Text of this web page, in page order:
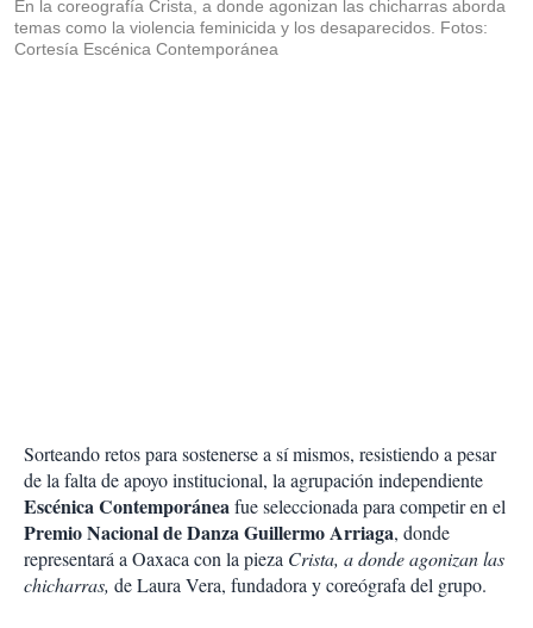
En la coreografía Crista, a donde agonizan las chicharras aborda
temas como la violencia feminicida y los desaparecidos. Fotos:
Cortesía Escénica Contemporánea
Sorteando retos para sostenerse a sí mismos, resistiendo a pesar
de la falta de apoyo institucional, la agrupación independiente
Escénica Contemporáneafue seleccionada para competir en el
Premio Nacional de Danza Guillermo Arriaga, donde
representará a Oaxaca con la pieza Crista, a donde agonizan las
chicharras, de Laura Vera, fundadora y coreógrafa del grupo.